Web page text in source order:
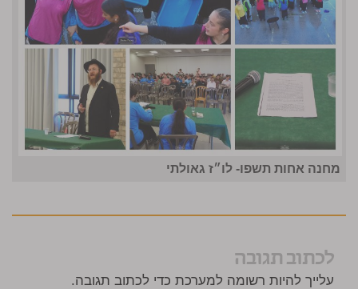
מחנה אחות תשפו- לו״ז גאולתי
לכתוב תגובה
עלייך להיות רשומה למערכת כדי לכתוב תגובה.